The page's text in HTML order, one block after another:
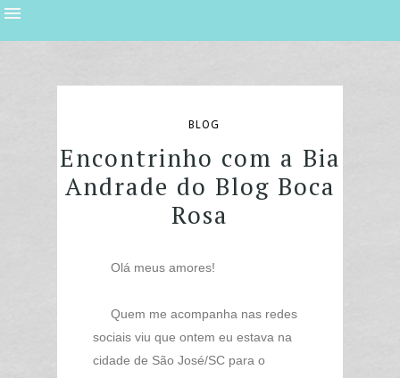
BLOG
Encontrinho com a Bia
Andrade do Blog Boca
Rosa
Olá meus amores!
Quem me acompanha nas redes
sociais viu que ontem eu estava na
cidade de São José/SC para o